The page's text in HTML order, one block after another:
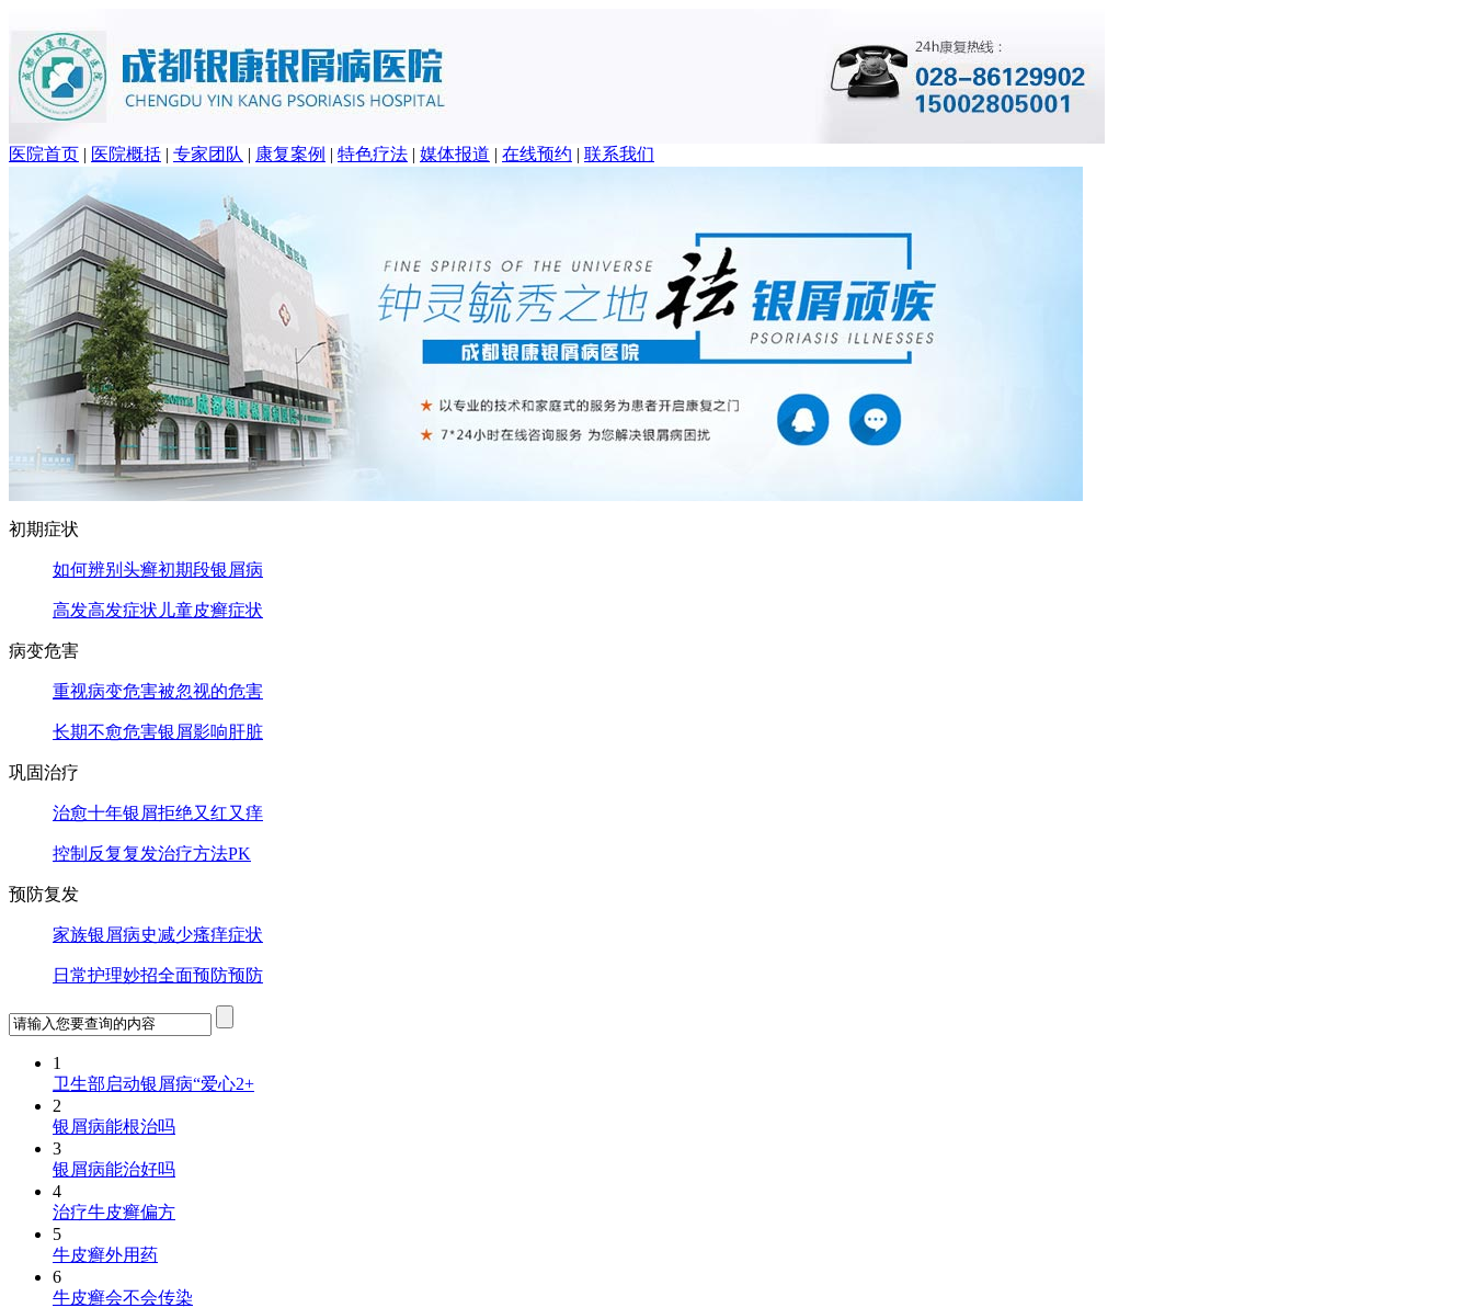
医院首页 | 医院概括 | 专家团队 | 康复案例 | 特色疗法 | 媒体报道 | 在线预约 | 联系我们
初期症状
如何辨别头癣初期段银屑病
高发高发症状 儿童皮癣症状
病变危害
重视病变危害被忽视的危害
长期不愈危害银屑影响肝脏
巩固治疗
治愈十年银屑拒绝又红又痒
控制反复复发治疗方法PK
预防复发
家族银屑病史减少瘙痒症状
日常护理妙招全面预防预防
1
卫生部启动银屑病“爱心2+
2
银屑病能根治吗
3
银屑病能治好吗
4
治疗牛皮癣偏方
5
牛皮癣外用药
6
牛皮癣会不会传染